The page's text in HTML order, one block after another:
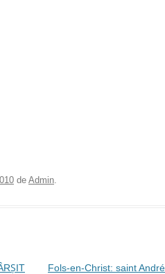
de Admin.
Fols-en-Christ: saint